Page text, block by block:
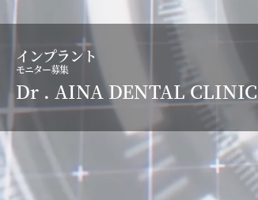
インプラント
モニター募集
Dr . AINADENTAL CLINIC